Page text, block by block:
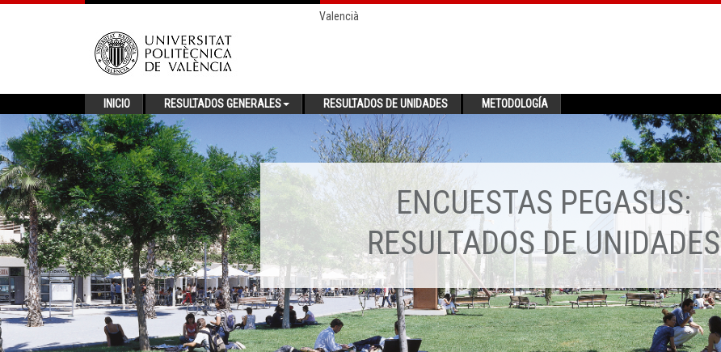
Valencià
INICIO RESULTADOS GENERALES RESULTADOS DE UNIDADES METODOLOGÍA
ENCUESTAS PEGASUS:
RESULTADOS DE UNIDADES